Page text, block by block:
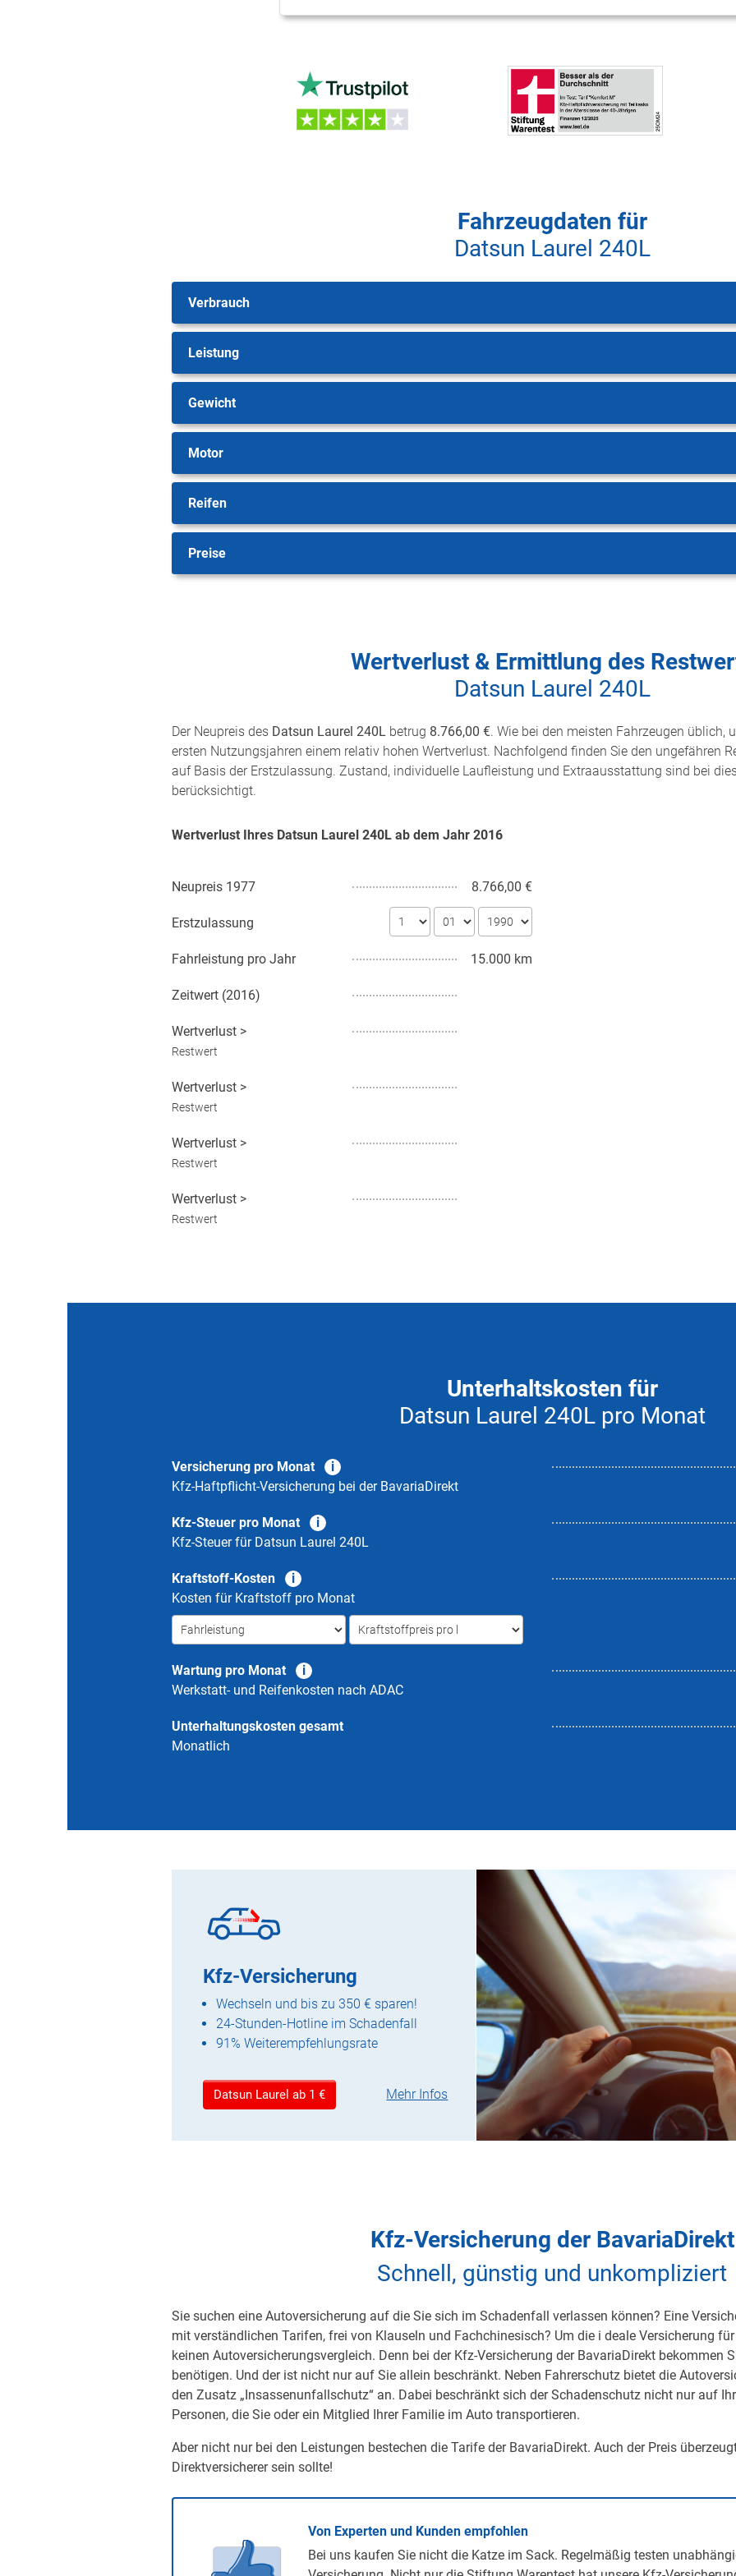
Fahrzeugdaten für
Datsun Laurel 240L
Verbrauch
Leistung
Gewicht
Motor
Reifen
Preise
Wertverlust & Ermittlung des
Datsun Laurel 240L
Der Neupreis des Datsun Laurel 240L betrug 8.766,00 €. Wie bei den meisten Fahrzeugen üblich,
ersten Nutzungsjahren einem relativ hohen Wertverlust. Nachfolgend finden Sie den ungefähren
auf Basis der Erstzulassung. Zustand, individuelle Laufleistung und Extraausstattung sind bei
berücksichtigt.
Wertverlust Ihres Datsun Laurel 240L ab dem Jahr 2016
Neupreis 1977 8.766,00 €
Erstzulassung
Fahrleistung pro Jahr 15.000 km
Zeitwert (2016)
Wertverlust >
Restwert
Wertverlust >
Restwert
Wertverlust >
Restwert
Wertverlust >
Restwert
Unterhaltskosten für
Datsun Laurel 240L pro Monat
Versicherung pro Monat
Kfz-Haftpflicht-Versicherung bei der BavariaDirekt
Kfz-Steuer pro Monat
Kfz-Steuer für Datsun Laurel 240L
Kraftstoff-Kosten
Kosten für Kraftstoff pro Monat
Wartung pro Monat
Werkstatt- und Reifenkosten nach ADAC
Unterhaltungskosten gesamt
Monatlich
Kfz-Versicherung
Wechseln und bis zu 350 € sparen!
24-Stunden-Hotline im Schadenfall
91% Weiterempfehlungsrate
Datsun Laurel ab 1 € Mehr Infos
Kfz-Versicherung der BavariaDirekt
Schnell, günstig und unkompliziert
Sie suchen eine Autoversicherung auf die Sie sich im Schadenfall verlassen können? Eine
mit verständlichen Tarifen, frei von Klauseln und Fachchinesisch? Um die i deale Versicherung
keinen Autoversicherungsvergleich. Denn bei der Kfz-Versicherung der BavariaDirekt bekommen
benötigen. Und der ist nicht nur auf Sie allein beschränkt. Neben Fahrerschutz bietet die
den Zusatz „Insassenunfallschutz“ an. Dabei beschränkt sich der Schadenschutz nicht nur auf
Personen, die Sie oder ein Mitglied Ihrer Familie im Auto transportieren.
Aber nicht nur bei den Leistungen bestechen die Tarife der BavariaDirekt. Auch der Preis
Direktversicherer sein sollte!
Von Experten und Kunden empfohlen
Bei uns kaufen Sie nicht die Katze im Sack. Regelmäßig testen